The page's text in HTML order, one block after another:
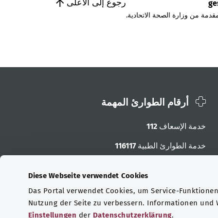
Diese Webseite verwendet Cookies
Das Portal verwendet Cookies, um Service-
Nutzung der Seite zu verbessern. Informationen
Einstellungen der Datenschutzerklärung.
رجوع إلى الأعلى
من وزارة الصحة الاتحادية.
أرقام الطوارئ المهمة
خدمة الإسعاف 112
خدمة الطوارئ الطبية116117